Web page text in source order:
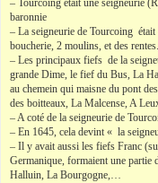
– Tourcoing était une seigneurie
baronnie
– La seigneurie de Tourcoing
boucherie, 2 moulins, et des rentes.
– Les principaux fiefs de la
grande Dime, le fief du Bus, La
au chemein qui maisne du pont
des boitteaux, La Malcense, A
– A coté de la seigneurie de
– En 1645, cela devint « la
– Il y avait aussi les fiefs Franc
Germanique, formaient une partie
Halluin, La Bourgogne,…